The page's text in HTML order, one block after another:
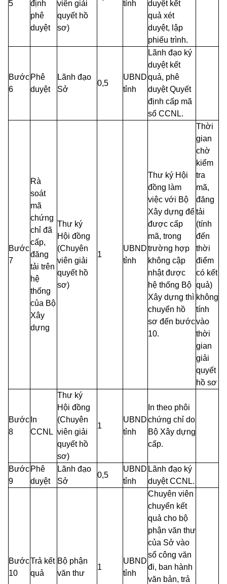
5
định
phê
duyệt
viên giải
quyết hồ
sơ)
tỉnh
duyệt kết
quả xét
duyệt, lập
phiếu trình.
Bước
6
Phê
duyệt
Lãnh đạo
Sở
0,5
UBND
tỉnh
Lãnh đạo ký
duyệt kết
quả, phê
duyệt Quyết
định cấp mã
số CCNL.
Bước
7
Rà
soát
mã
chứng
chỉ đã
cấp,
đăng
tải trên
hệ
thống
của Bộ
Xây
dựng
Thư ký
Hội đồng
(Chuyên
viên giải
quyết hồ
sơ)
1
UBND
tỉnh
Thư ký Hội
đồng làm
việc với Bộ
Xây dựng để
được cấp
mã, trong
trường hợp
không cập
nhật được
hệ thống Bộ
Xây dựng thì
chuyển hồ
sơ đến bước
10.
Thời
gian
chờ
kiểm
tra
mã,
đăng
tải
(tính
đến
thời
điểm
có kết
quả)
không
tính
vào
thời
gian
giải
quyết
hồ sơ
Bước
8
In
CCNL
Thư ký
Hội đồng
(Chuyên
viên giải
quyết hồ
sơ)
1
UBND
tỉnh
In theo phôi
chứng chỉ do
Bộ Xây dựng
cấp.
Bước
9
Phê
duyệt
Lãnh đạo
Sở
0,5
UBND
tỉnh
Lãnh đạo ký
duyệt CCNL.
Bước
10
Trả kết
quả
Bộ phận
văn thư
1
UBND
tỉnh
Chuyên viên
chuyển kết
quả cho bộ
phận văn thư
của Sở vào
sổ công văn
đi, ban hành
văn bản, trả